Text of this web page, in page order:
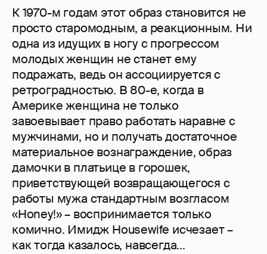
К 1970-м годам этот образ становится не
просто старомодным, а реакционным. Ни
одна из идущих в ногу с прогрессом
молодых женщин не станет ему
подражать, ведь он ассоциируется с
ретроградностью. В 80-е, когда в
Америке женщина не только
завоевывает право работать наравне с
мужчинами, но и получать достаточное
материальное вознаграждение, образ
дамочки в платьице в горошек,
приветствующей возвращающегося с
работы мужа стандартным возгласом
«Honey!» – воспринимается только
комично. Имидж Housewife исчезает –
как тогда казалось, навсегда...